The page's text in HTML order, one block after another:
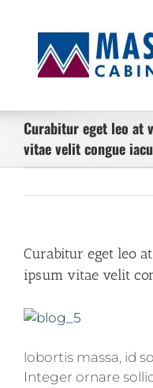
content
Curabitur eget leo at
vitae velit congue
Curabitur eget leo
ipsum vitae velit
lobortis massa, id
Integer ornare